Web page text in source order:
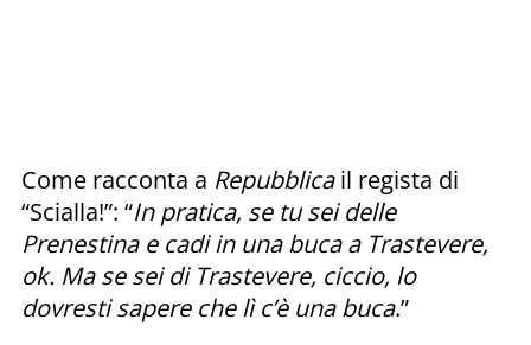
Come racconta a Repubblicail regista di
“Scialla!”: “In pratica, se tu sei delle
Prenestina e cadi in una buca a Trastevere,
ok. Ma se sei di Trastevere, ciccio, lo
dovresti sapere che lì c’è una buca.”